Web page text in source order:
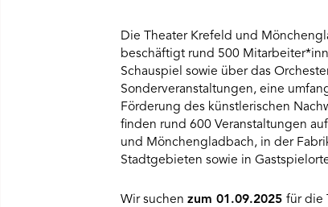
THEATERPÄDAGOGIK ÖFFNEN
BESUCH ÖFFNEN
Die Theater Krefeld und
beschäftigt rund 500
Schauspiel sowie über das
Sonderveranstaltungen, eine
Förderung des künstlerischen
finden rund 600 Veranstaltungen
und Mönchengladbach, in der
Stadtgebieten sowie in
Wir suchenzum 01.09.2025für die